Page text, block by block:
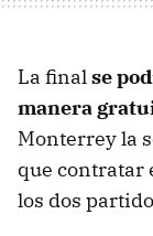
La finalse
manera
Monterrey la
que contratar
los dos